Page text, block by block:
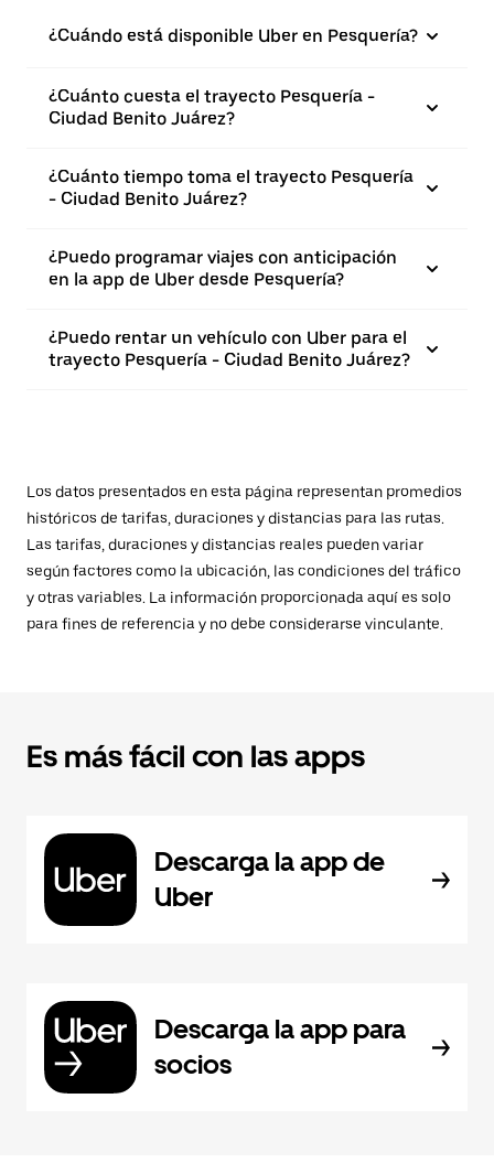
¿Cuándo está disponible Uber en Pesquería?
¿Cuánto cuesta el trayecto Pesquería -
Ciudad Benito Juárez?
¿Cuánto tiempo toma el trayecto Pesquería
- Ciudad Benito Juárez?
¿Puedo programar viajes con anticipación
en la app de Uber desde Pesquería?
¿Puedo rentar un vehículo con Uber para el
trayecto Pesquería - Ciudad Benito Juárez?
Los datos presentados en esta página representan promedios
históricos de tarifas, duraciones y distancias para las rutas.
Las tarifas, duraciones y distancias reales pueden variar
según factores como la ubicación, las condiciones del tráfico
y otras variables. La información proporcionada aquí es solo
para fines de referencia y no debe considerarse vinculante.
Es más fácil con las apps
Descarga la app de
Uber
Descarga la app para
socios